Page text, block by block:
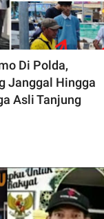
Di Polda,
Janggal Hingga
Asli Tanjung